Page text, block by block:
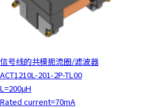
信号线的共模扼流圈/滤波器
ACT1210L-201-2P-TL00
L=200μH
Rated current=70mA